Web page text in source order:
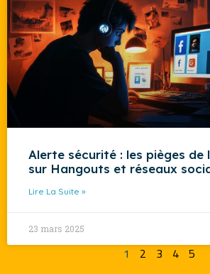
Alerte sécurité : les pièges de
sur Hangouts et réseaux
Lire La Suite »
23 mars 2025
1 2 3 4 5